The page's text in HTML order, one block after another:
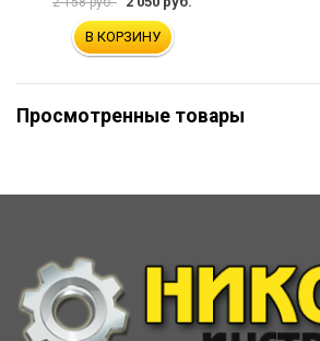
В КОРЗИНУ
Просмотренные товары